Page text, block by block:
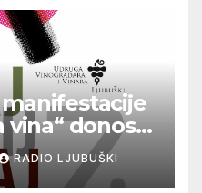
vina“ donosi
i
RADIO LJUBUŠKI